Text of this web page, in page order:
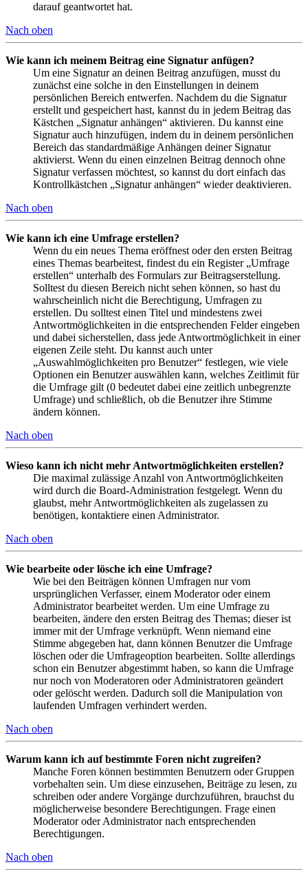
darauf geantwortet hat.
Nach oben
Wie kann ich meinem Beitrag eine Signatur anfügen?
Um eine Signatur an deinen Beitrag anzufügen, musst du
zunächst eine solche in den Einstellungen in deinem
persönlichen Bereich entwerfen. Nachdem du die Signatur
erstellt und gespeichert hast, kannst du in jedem Beitrag das
Kästchen „Signatur anhängen“ aktivieren. Du kannst eine
Signatur auch hinzufügen, indem du in deinem persönlichen
Bereich das standardmäßige Anhängen deiner Signatur
aktivierst. Wenn du einen einzelnen Beitrag dennoch ohne
Signatur verfassen möchtest, so kannst du dort einfach das
Kontrollkästchen „Signatur anhängen“ wieder deaktivieren.
Nach oben
Wie kann ich eine Umfrage erstellen?
Wenn du ein neues Thema eröffnest oder den ersten Beitrag
eines Themas bearbeitest, findest du ein Register „Umfrage
erstellen“ unterhalb des Formulars zur Beitragserstellung.
Solltest du diesen Bereich nicht sehen können, so hast du
wahrscheinlich nicht die Berechtigung, Umfragen zu
erstellen. Du solltest einen Titel und mindestens zwei
Antwortmöglichkeiten in die entsprechenden Felder eingeben
und dabei sicherstellen, dass jede Antwortmöglichkeit in einer
eigenen Zeile steht. Du kannst auch unter
„Auswahlmöglichkeiten pro Benutzer“ festlegen, wie viele
Optionen ein Benutzer auswählen kann, welches Zeitlimit für
die Umfrage gilt (0 bedeutet dabei eine zeitlich unbegrenzte
Umfrage) und schließlich, ob die Benutzer ihre Stimme
ändern können.
Nach oben
Wieso kann ich nicht mehr Antwortmöglichkeiten erstellen?
Die maximal zulässige Anzahl von Antwortmöglichkeiten
wird durch die Board-Administration festgelegt. Wenn du
glaubst, mehr Antwortmöglichkeiten als zugelassen zu
benötigen, kontaktiere einen Administrator.
Nach oben
Wie bearbeite oder lösche ich eine Umfrage?
Wie bei den Beiträgen können Umfragen nur vom
ursprünglichen Verfasser, einem Moderator oder einem
Administrator bearbeitet werden. Um eine Umfrage zu
bearbeiten, ändere den ersten Beitrag des Themas; dieser ist
immer mit der Umfrage verknüpft. Wenn niemand eine
Stimme abgegeben hat, dann können Benutzer die Umfrage
löschen oder die Umfrageoption bearbeiten. Sollte allerdings
schon ein Benutzer abgestimmt haben, so kann die Umfrage
nur noch von Moderatoren oder Administratoren geändert
oder gelöscht werden. Dadurch soll die Manipulation von
laufenden Umfragen verhindert werden.
Nach oben
Warum kann ich auf bestimmte Foren nicht zugreifen?
Manche Foren können bestimmten Benutzern oder Gruppen
vorbehalten sein. Um diese einzusehen, Beiträge zu lesen, zu
schreiben oder andere Vorgänge durchzuführen, brauchst du
möglicherweise besondere Berechtigungen. Frage einen
Moderator oder Administrator nach entsprechenden
Berechtigungen.
Nach oben